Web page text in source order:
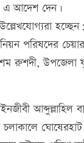
এ আদেশ দেন।
পরিষদের
রুশদী, উপজেলা
আব্দুল্লাহিল
ঘোষেরহাট